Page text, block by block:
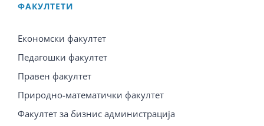
ФАКУЛТЕТИ
Економски факултет
Педагошки факултет
Правен факултет
Природно-математички факултет
Факултет за бизнис администрација